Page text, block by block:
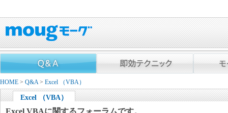
HOME > Q&A> Excel （VBA）
Excel （VBA）
Excel VBAに関するフォーラムです。